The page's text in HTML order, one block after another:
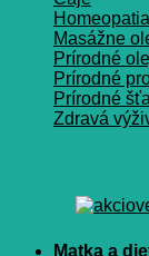
Homeopatia
Masážne
Prírodné
Prírodné
Prírodné
Zdravá
Matka a